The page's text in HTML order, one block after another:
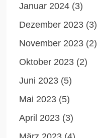
Januar 2024 (3)
Dezember 2023 (3)
November 2023 (2)
Oktober 2023 (2)
Juni 2023 (5)
Mai 2023 (5)
April 2023 (3)